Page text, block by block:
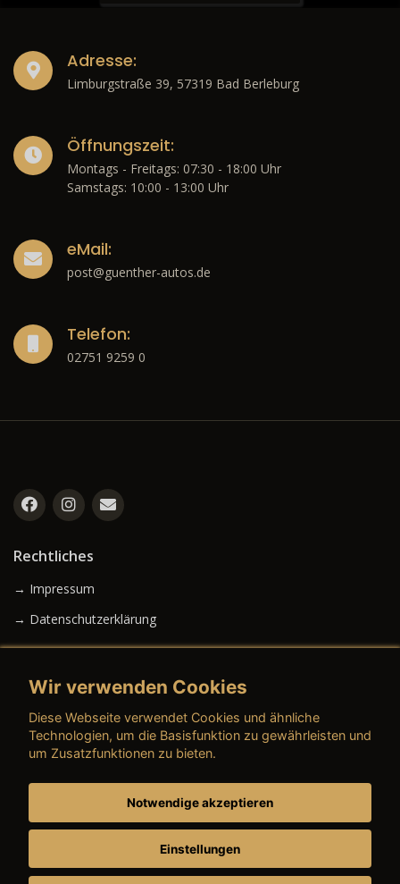
Adresse:
Limburgstraße 39, 57319 Bad Berleburg
Öffnungszeit:
Montags - Freitags: 07:30 - 18:00 Uhr
Samstags: 10:00 - 13:00 Uhr
eMail:
post@guenther-autos.de
Telefon:
02751 9259 0
Rechtliches
→ Impressum
→ Datenschutzerklärung
→ AGB (Gebrauchtwagen)
→ AGB (Teile & Zubehör)
→ AGB (Dienstleistungen)
Wir verwenden Cookies
Diese Webseite verwendet Cookies und ähnliche
Technologien, um die Basisfunktion zu gewährleisten und
um Zusatzfunktionen zu bieten.
Notwendige akzeptieren
Einstellungen